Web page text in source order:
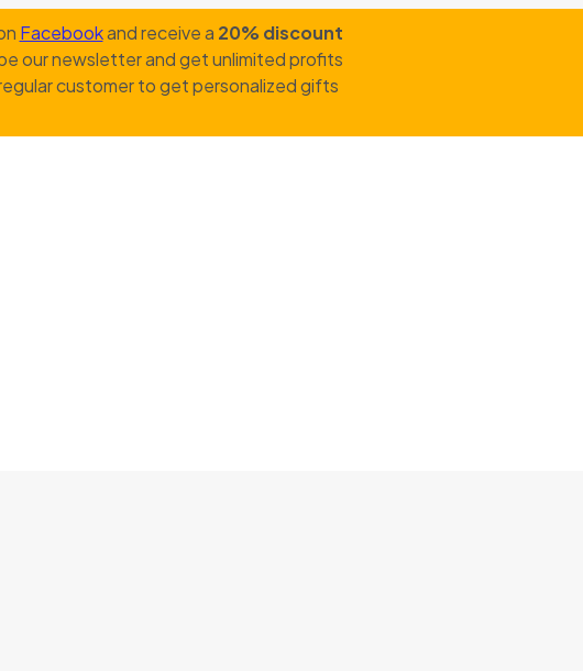
Facebookand receive a 20% discount
our newsletter and get unlimited profits
customer to get personalized gifts